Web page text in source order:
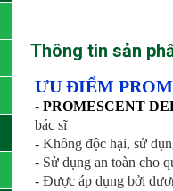
Thông tin sản
ƯU ĐIỂM
- PROMESCENT
bác sĩ
- Không độc hại, sử
- Sử dụng an toàn cho
- Được áp dụng bởi